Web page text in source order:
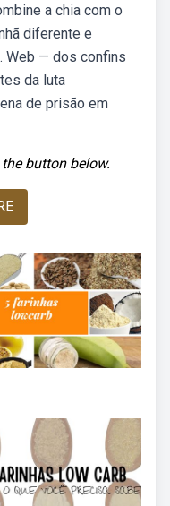
a chia com o
diferente e
Web — dos confins
da luta
de prisão em
button below.